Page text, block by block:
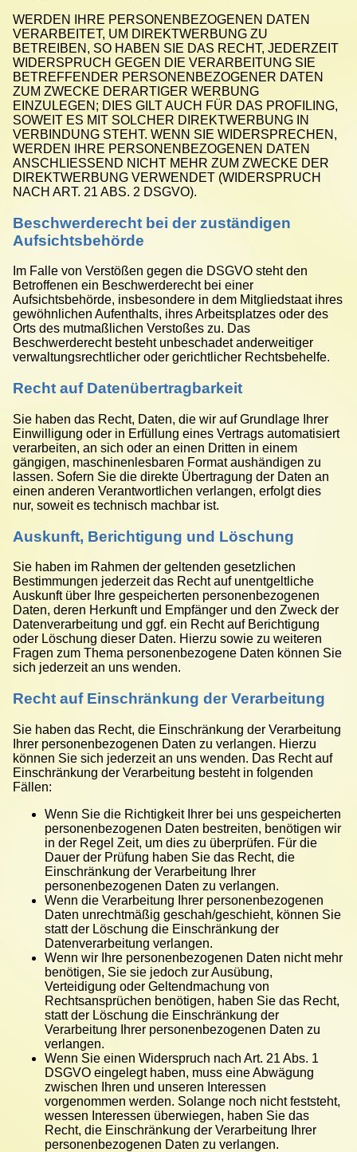
WERDEN IHRE PERSONENBEZOGENEN DATEN
VERARBEITET, UM DIREKTWERBUNG ZU
BETREIBEN, SO HABEN SIE DAS RECHT, JEDERZEIT
WIDERSPRUCH GEGEN DIE VERARBEITUNG SIE
BETREFFENDER PERSONENBEZOGENER DATEN
ZUM ZWECKE DERARTIGER WERBUNG
EINZULEGEN; DIES GILT AUCH FÜR DAS PROFILING,
SOWEIT ES MIT SOLCHER DIREKTWERBUNG IN
VERBINDUNG STEHT. WENN SIE WIDERSPRECHEN,
WERDEN IHRE PERSONENBEZOGENEN DATEN
ANSCHLIESSEND NICHT MEHR ZUM ZWECKE DER
DIREKTWERBUNG VERWENDET (WIDERSPRUCH
NACH ART. 21 ABS. 2 DSGVO).
Beschwerde­recht bei der zuständigen
Aufsichts­behörde
Im Falle von Verstößen gegen die DSGVO steht den
Betroffenen ein Beschwerderecht bei einer
Aufsichtsbehörde, insbesondere in dem Mitgliedstaat ihres
gewöhnlichen Aufenthalts, ihres Arbeitsplatzes oder des
Orts des mutmaßlichen Verstoßes zu. Das
Beschwerderecht besteht unbeschadet anderweitiger
verwaltungsrechtlicher oder gerichtlicher Rechtsbehelfe.
Recht auf Daten­übertrag­barkeit
Sie haben das Recht, Daten, die wir auf Grundlage Ihrer
Einwilligung oder in Erfüllung eines Vertrags automatisiert
verarbeiten, an sich oder an einen Dritten in einem
gängigen, maschinenlesbaren Format aushändigen zu
lassen. Sofern Sie die direkte Übertragung der Daten an
einen anderen Verantwortlichen verlangen, erfolgt dies
nur, soweit es technisch machbar ist.
Auskunft, Berichtigung und Löschung
Sie haben im Rahmen der geltenden gesetzlichen
Bestimmungen jederzeit das Recht auf unentgeltliche
Auskunft über Ihre gespeicherten personenbezogenen
Daten, deren Herkunft und Empfänger und den Zweck der
Datenverarbeitung und ggf. ein Recht auf Berichtigung
oder Löschung dieser Daten. Hierzu sowie zu weiteren
Fragen zum Thema personenbezogene Daten können Sie
sich jederzeit an uns wenden.
Recht auf Einschränkung der Verarbeitung
Sie haben das Recht, die Einschränkung der Verarbeitung
Ihrer personenbezogenen Daten zu verlangen. Hierzu
können Sie sich jederzeit an uns wenden. Das Recht auf
Einschränkung der Verarbeitung besteht in folgenden
Fällen:
Wenn Sie die Richtigkeit Ihrer bei uns gespeicherten
personenbezogenen Daten bestreiten, benötigen wir
in der Regel Zeit, um dies zu überprüfen. Für die
Dauer der Prüfung haben Sie das Recht, die
Einschränkung der Verarbeitung Ihrer
personenbezogenen Daten zu verlangen.
Wenn die Verarbeitung Ihrer personenbezogenen
Daten unrechtmäßig geschah/geschieht, können Sie
statt der Löschung die Einschränkung der
Datenverarbeitung verlangen.
Wenn wir Ihre personenbezogenen Daten nicht mehr
benötigen, Sie sie jedoch zur Ausübung,
Verteidigung oder Geltendmachung von
Rechtsansprüchen benötigen, haben Sie das Recht,
statt der Löschung die Einschränkung der
Verarbeitung Ihrer personenbezogenen Daten zu
verlangen.
Wenn Sie einen Widerspruch nach Art. 21 Abs. 1
DSGVO eingelegt haben, muss eine Abwägung
zwischen Ihren und unseren Interessen
vorgenommen werden. Solange noch nicht feststeht,
wessen Interessen überwiegen, haben Sie das
Recht, die Einschränkung der Verarbeitung Ihrer
personenbezogenen Daten zu verlangen.